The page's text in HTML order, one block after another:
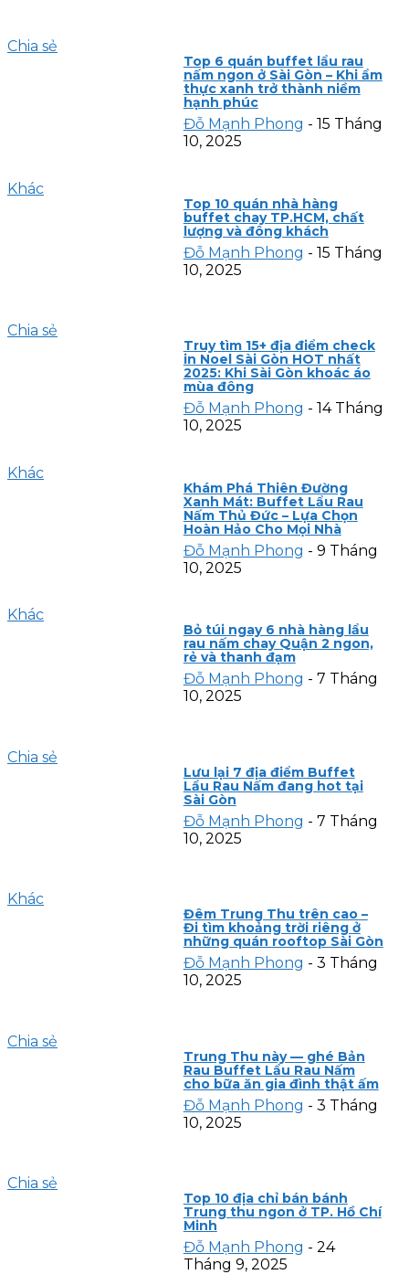
Chia sẻ
Khác
Top 6 quán buffet lẩu rau
nấm ngon ở Sài Gòn – Khi ẩm
thực xanh trở thành niềm
hạnh phúc
Đỗ Mạnh Phong - 15 Tháng
10, 2025
Chia sẻ
Top 10 quán nhà hàng
buffet chay TP.HCM, chất
lượng và đông khách
Đỗ Mạnh Phong - 15 Tháng
10, 2025
Khác
Truy tìm 15+ địa điểm check
in Noel Sài Gòn HOT nhất
2025: Khi Sài Gòn khoác áo
mùa đông
Đỗ Mạnh Phong - 14 Tháng
10, 2025
Khác
Khám Phá Thiên Đường
Xanh Mát: Buffet Lẩu Rau
Nấm Thủ Đức – Lựa Chọn
Hoàn Hảo Cho Mọi Nhà
Đỗ Mạnh Phong - 9 Tháng
10, 2025
Chia sẻ
Bỏ túi ngay 6 nhà hàng lẩu
rau nấm chay Quận 2 ngon,
rẻ và thanh đạm
Đỗ Mạnh Phong - 7 Tháng
10, 2025
Khác
Lưu lại 7 địa điểm Buffet
Lẩu Rau Nấm đang hot tại
Sài Gòn
Đỗ Mạnh Phong - 7 Tháng
10, 2025
Chia sẻ
Đêm Trung Thu trên cao –
Đi tìm khoảng trời riêng ở
những quán rooftop Sài Gòn
Đỗ Mạnh Phong - 3 Tháng
10, 2025
Chia sẻ
Trung Thu này — ghé Bản
Rau Buffet Lẩu Rau Nấm
cho bữa ăn gia đình thật ấm
Đỗ Mạnh Phong - 3 Tháng
10, 2025
Top 10 địa chỉ bán bánh
Trung thu ngon ở TP. Hồ Chí
Minh
Đỗ Mạnh Phong - 24
Tháng 9, 2025